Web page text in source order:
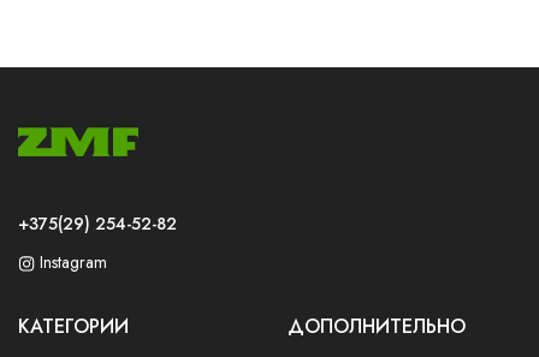
+375(29) 254-52-82
Instagram
КАТЕГОРИИ ДОПОЛНИТЕЛЬНО